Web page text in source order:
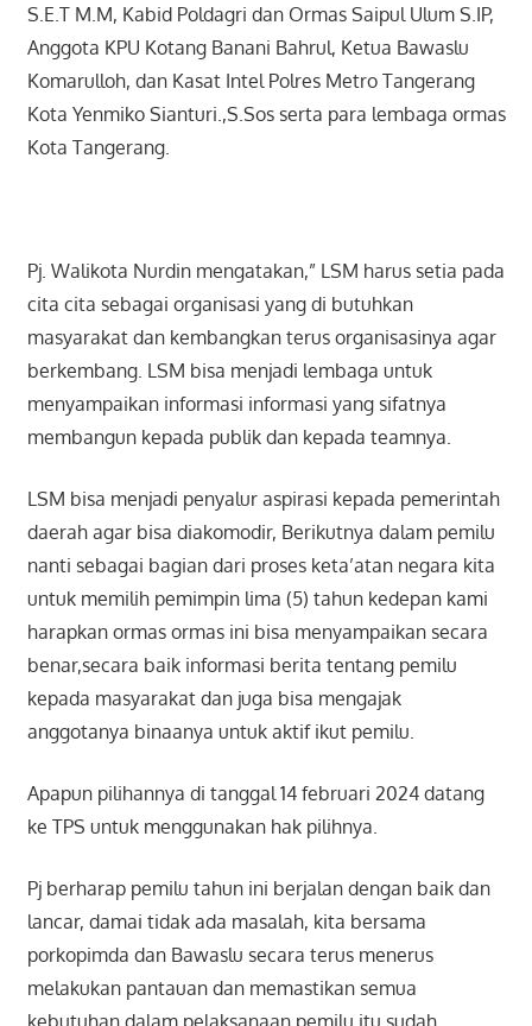
S.E.T M.M, Kabid Poldagri dan Ormas Saipul Ulum S.IP,
Anggota KPU Kotang Banani Bahrul, Ketua Bawaslu
Komarulloh, dan Kasat Intel Polres Metro Tangerang
Kota Yenmiko Sianturi.,S.Sos serta para lembaga ormas
Kota Tangerang.
Pj. Walikota Nurdin mengatakan,” LSM harus setia pada
cita cita sebagai organisasi yang di butuhkan
masyarakat dan kembangkan terus organisasinya agar
berkembang. LSM bisa menjadi lembaga untuk
menyampaikan informasi informasi yang sifatnya
membangun kepada publik dan kepada teamnya.
LSM bisa menjadi penyalur aspirasi kepada pemerintah
daerah agar bisa diakomodir, Berikutnya dalam pemilu
nanti sebagai bagian dari proses keta’atan negara kita
untuk memilih pemimpin lima (5) tahun kedepan kami
harapkan ormas ormas ini bisa menyampaikan secara
benar,secara baik informasi berita tentang pemilu
kepada masyarakat dan juga bisa mengajak
anggotanya binaanya untuk aktif ikut pemilu.
Apapun pilihannya di tanggal 14 februari 2024 datang
ke TPS untuk menggunakan hak pilihnya.
Pj berharap pemilu tahun ini berjalan dengan baik dan
lancar, damai tidak ada masalah, kita bersama
porkopimda dan Bawaslu secara terus menerus
melakukan pantauan dan memastikan semua